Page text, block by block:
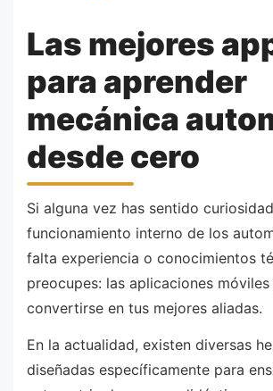
Las mejores
para aprender
mecánica
desde cero
Si alguna vez has sentido
funcionamiento interno de los
falta experiencia o conocimientos
preocupes: las aplicaciones
convertirse en tus mejores aliadas.
En la actualidad, existen diversas
diseñadas específicamente para